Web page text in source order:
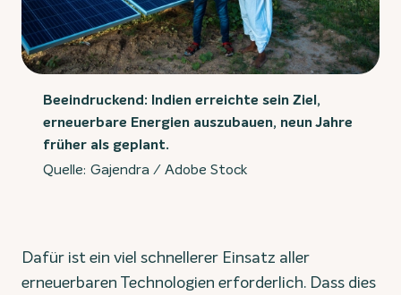
Beeindruckend: Indien erreichte sein Ziel,
erneuerbare Energien auszubauen, neun Jahre
früher als geplant.
Quelle: Gajendra / Adobe Stock
Dafür ist ein viel schnellerer Einsatz aller
erneuerbaren Technologien erforderlich. Dass dies